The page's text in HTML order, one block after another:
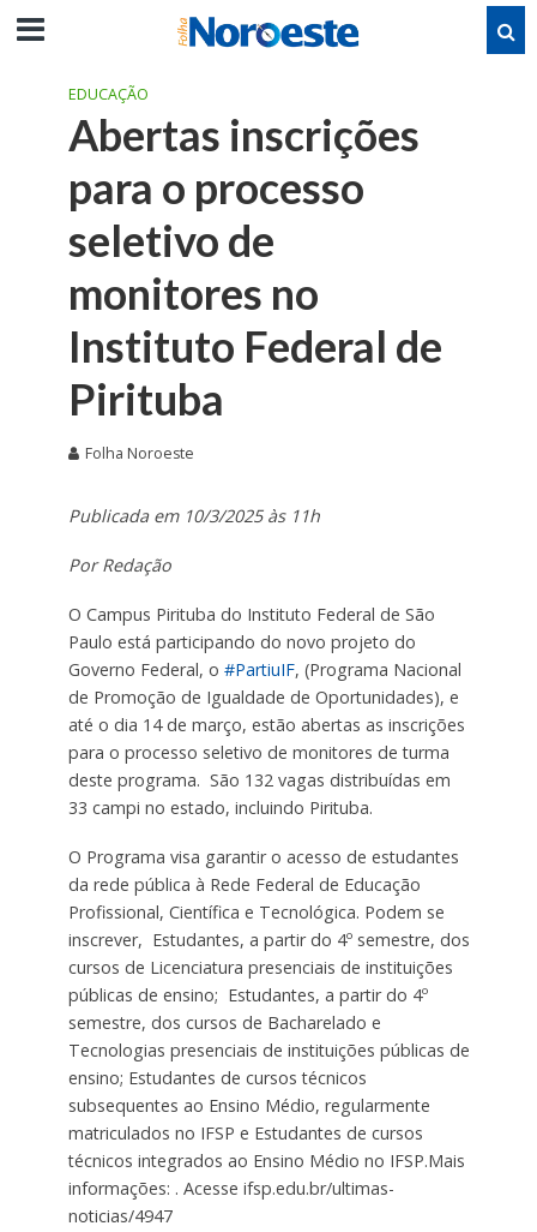
EDUCAÇÃO
Abertas inscrições
para o processo
seletivo de
monitores no
Instituto Federal de
Pirituba
Folha Noroeste
Publicada em 10/3/2025 às 11h
Por Redação
O Campus Pirituba do Instituto Federal de São
Paulo está participando do novo projeto do
Governo Federal, o #PartiuIF, (Programa Nacional
de Promoção de Igualdade de Oportunidades), e
até o dia 14 de março, estão abertas as inscrições
para o processo seletivo de monitores de turma
deste programa. São 132 vagas distribuídas em
33 campi no estado, incluindo Pirituba.
O Programa visa garantir o acesso de estudantes
da rede pública à Rede Federal de Educação
Profissional, Científica e Tecnológica. Podem se
inscrever, Estudantes, a partir do 4º semestre, dos
cursos de Licenciatura presenciais de instituições
públicas de ensino; Estudantes, a partir do 4º
semestre, dos cursos de Bacharelado e
Tecnologias presenciais de instituições públicas de
ensino; Estudantes de cursos técnicos
subsequentes ao Ensino Médio, regularmente
matriculados no IFSP e Estudantes de cursos
técnicos integrados ao Ensino Médio no IFSP.Mais
informações: . Acesse ifsp.edu.br/ultimas-
noticias/4947